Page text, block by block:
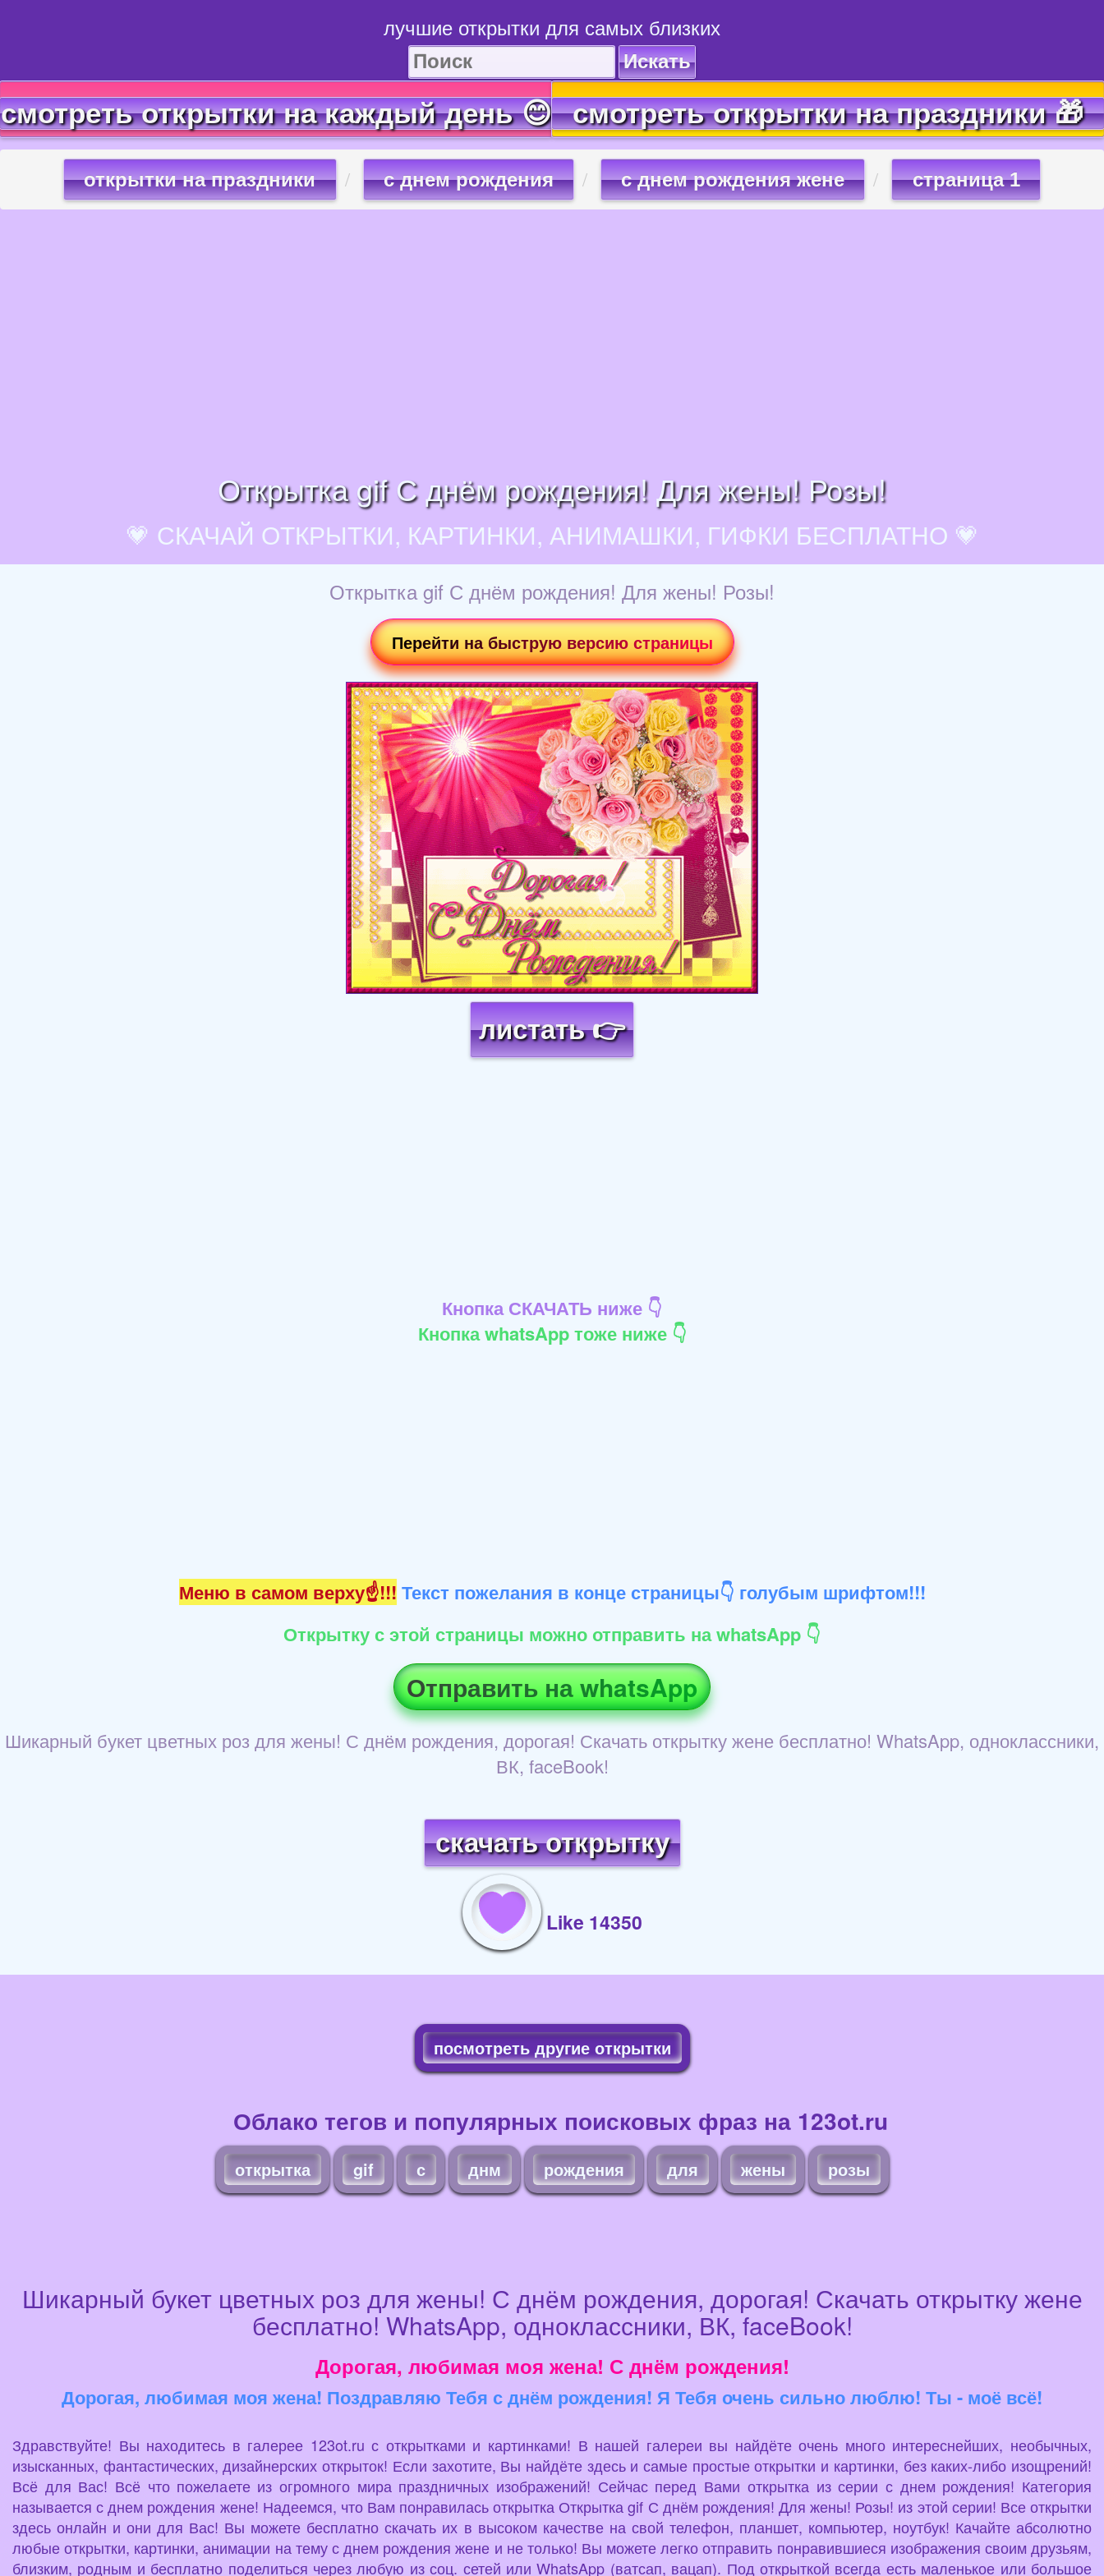
лучшие открытки для самых близких
Искать
смотреть открытки на каждый день 😊 смотреть открытки на праздники 🎁
открытки на праздники с днем рождения с днем рождения жене страница 1
Открытка gif С днём рождения! Для жены! Розы!
💗 СКАЧАЙ ОТКРЫТКИ, КАРТИНКИ, АНИМАШКИ, ГИФКИ БЕСПЛАТНО 💗
Открытка gif С днём рождения! Для жены! Розы!
Перейти на быструю версию страницы
Загрузка картинки...
листать 👉
Кнопка СКАЧАТЬ ниже 👇
Кнопка whatsApp тоже ниже 👇
Меню в самом верху☝!!! Текст пожелания в конце страницы👇 голубым шрифтом!!!
Открытку с этой страницы можно отправить на whatsApp 👇
Отправить на whatsApp
Шикарный букет цветных роз для жены! С днём рождения, дорогая! Скачать открытку жене бесплатно! WhatsApp, одноклассники,
ВК, faceBook!
скачать открытку
Like 14350
посмотреть другие открытки
Облако тегов и популярных поисковых фраз на 123ot.ru
открытка gif с днм рождения для жены розы
Шикарный букет цветных роз для жены! С днём рождения, дорогая! Скачать открытку жене
бесплатно! WhatsApp, одноклассники, ВК, faceBook!
Дорогая, любимая моя жена! С днём рождения!
Дорогая, любимая моя жена! Поздравляю Тебя с днём рождения! Я Тебя очень сильно люблю! Ты - моё всё!
Здравствуйте! Вы находитесь в галерее 123ot.ru с открытками и картинками! В нашей галереи вы найдёте очень много интереснейших, необычных,
изысканных, фантастических, дизайнерских открыток! Если захотите, Вы найдёте здесь и самые простые открытки и картинки, без каких-либо изощрений!
Всё для Вас! Всё что пожелаете из огромного мира праздничных изображений! Сейчас перед Вами открытка из серии с днем рождения! Категория
называется с днем рождения жене! Надеемся, что Вам понравилась открытка Открытка gif С днём рождения! Для жены! Розы! из этой серии! Все открытки
здесь онлайн и они для Вас! Вы можете бесплатно скачать их в высоком качестве на свой телефон, планшет, компьютер, ноутбук! Качайте абсолютно
любые открытки, картинки, анимации на тему с днем рождения жене и не только! Вы можете легко отправить понравившиеся изображения своим друзьям,
близким, родным и бесплатно поделиться через любую из соц. сетей или WhatsApp (ватсап, вацап). Под открыткой всегда есть маленькое или большое